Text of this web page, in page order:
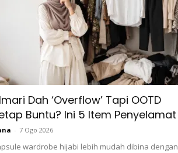
Dah ‘Overflow’ Tapi OOTD
Buntu? Ini 5 Item Penyelamat
- 7 Ogo 2026
wardrobe hijabi lebih mudah dibina dengan